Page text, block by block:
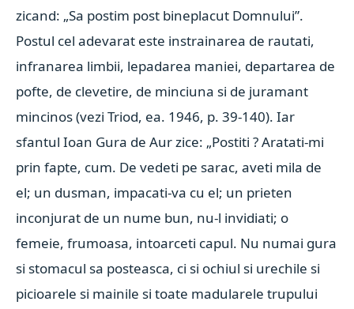
zicand: „Sa postim post bineplacut Domnului”.
Postul cel adevarat este instrainarea de rautati,
infranarea limbii, lepadarea maniei, departarea de
pofte, de clevetire, de minciuna si de juramant
mincinos (vezi Triod, ea. 1946, p. 39-140). Iar
sfantul Ioan Gura de Aur zice: „Postiti ? Aratati-mi
prin fapte, cum. De vedeti pe sarac, aveti mila de
el; un dusman, impacati-va cu el; un prieten
inconjurat de un nume bun, nu-l invidiati; o
femeie, frumoasa, intoarceti capul. Nu numai gura
si stomacul sa posteasca, ci si ochiul si urechile si
picioarele si mainile si toate madularele trupului